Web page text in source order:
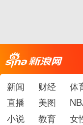
新闻 财经 体
直播
美图
小说
教育 女